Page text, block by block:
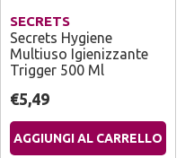
SECRETS
Secrets Hygiene
Multiuso Igienizzante
Trigger 500 Ml
€5,49
AGGIUNGI AL CARRELLO